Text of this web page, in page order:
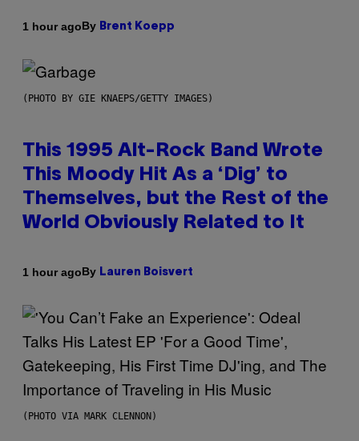
1 hour agoBy Brent Koepp
(PHOTO BY GIE KNAEPS/GETTY IMAGES)
This 1995 Alt-Rock Band Wrote
This Moody Hit As a ‘Dig’ to
Themselves, but the Rest of the
World Obviously Related to It
1 hour agoBy Lauren Boisvert
(PHOTO VIA MARK CLENNON)